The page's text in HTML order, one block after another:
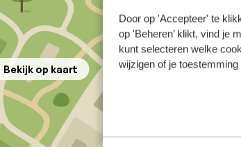
Door op 'Accepteer' te
op 'Beheren’ klikt, vind je
kunt selecteren welke
wijzigen of je toestemming
Bekijk op kaart